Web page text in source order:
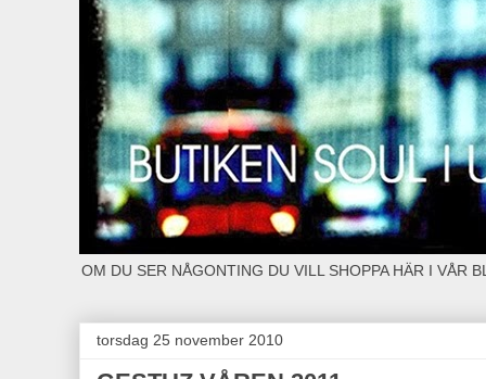
OM DU SER NÅGONTING DU VILL SHOPPA HÄR I VÅR
torsdag 25 november 2010